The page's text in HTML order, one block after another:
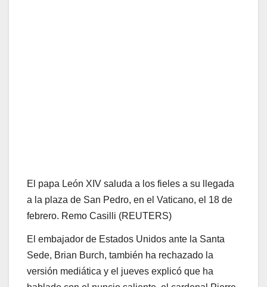
El papa León XIV saluda a los fieles a su llegada
a la plaza de San Pedro, en el Vaticano, el 18 de
febrero. Remo Casilli (REUTERS)
El embajador de Estados Unidos ante la Santa
Sede, Brian Burch, también ha rechazado la
versión mediática y el jueves explicó que ha